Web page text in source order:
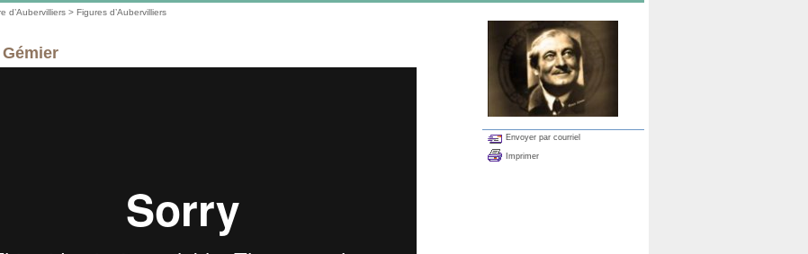
d’Aubervilliers>Figures d’Aubervilliers
Envoyer par courriel
Imprimer